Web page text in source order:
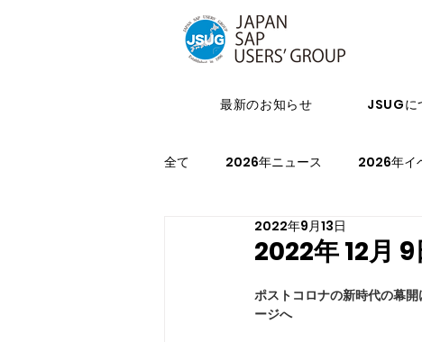
最新のお知らせ JSUGに
全て 2026年ニュース 2026年イ
2024年イベント 2023年ニュース
2021年スケジュール 2027年イ
2022年 12月
2022年9月13日
ポストコロナの新時代の幕
ージへ